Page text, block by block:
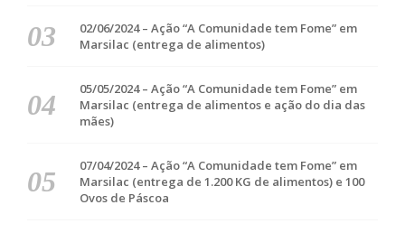
02/06/2024 – Ação “A Comunidade tem Fome” em
Marsilac (entrega de alimentos)
05/05/2024 – Ação “A Comunidade tem Fome” em
Marsilac (entrega de alimentos e ação do dia das
mães)
07/04/2024 – Ação “A Comunidade tem Fome” em
Marsilac (entrega de 1.200 KG de alimentos) e 100
Ovos de Páscoa